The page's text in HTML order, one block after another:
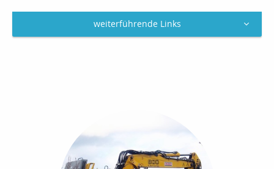
weiterführende Links